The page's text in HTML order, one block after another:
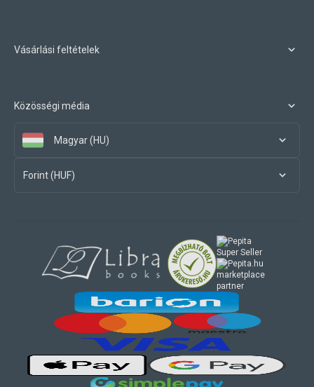
Vásárlási feltételek
Közösségi média
Magyar (HU)
Forint (HUF)
marketplace
partner